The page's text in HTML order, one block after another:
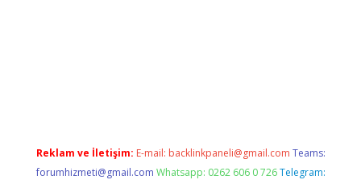
Reklam ve İletişim: E-mail: backlinkpaneli@gmail.com Teams:
forumhizmeti@gmail.com Whatsapp: 0262 606 0 726 Telegram: